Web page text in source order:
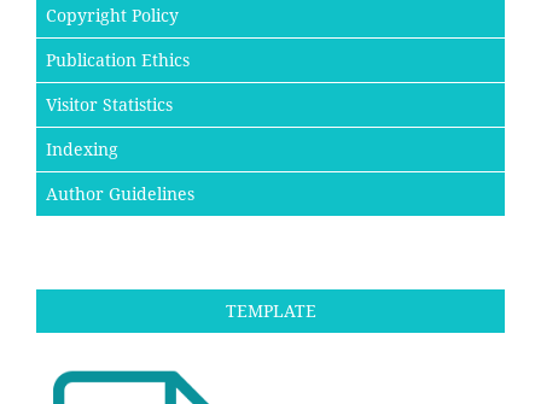
Copyright Policy
Publication Ethics
Visitor Statistics
Indexing
Author Guidelines
TEMPLATE